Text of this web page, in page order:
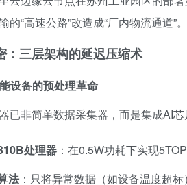
的“高速公路”改造成“厂内物流通道”。
：三层架构的延迟压缩术
设备的预处理革命
已非简单数据采集器，而是集成AI
处理器 ：在0.5W功耗下实现
法 ：只将异常数据（如设备温度超